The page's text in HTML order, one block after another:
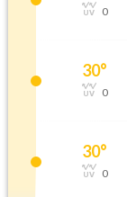
0
30°
0
30°
0